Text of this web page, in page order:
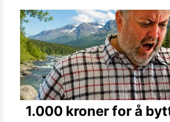
1.000 kroner for å